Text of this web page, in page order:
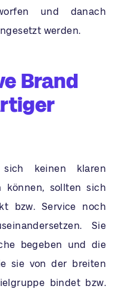
und danach
werden.
Brand
keinen klaren
können, sollten sich
bzw. Service noch
Sie
begeben und die
sie von der breiten
bindet bzw.